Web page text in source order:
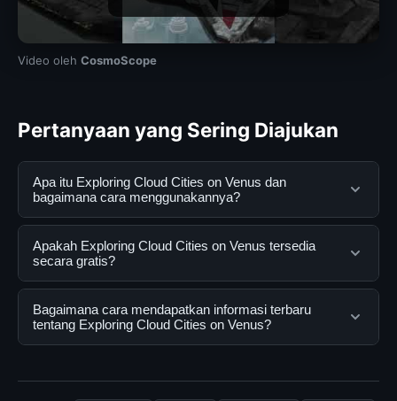
Video oleh CosmoScope
Pertanyaan yang Sering Diajukan
Apa itu Exploring Cloud Cities on Venus dan
bagaimana cara menggunakannya?
Exploring Cloud Cities on Venus adalah layanan digital
yang dirancang untuk membantu pengguna
mendapatkan informasi lengkap dan terpercaya. Anda
dapat menggunakannya dengan mengunjungi situs
resmi dan mengikuti panduan yang tersedia.
Apakah Exploring Cloud Cities on Venus tersedia
secara gratis?
Ya, Exploring Cloud Cities on Venus dapat diakses
secara gratis oleh semua pengguna. Tidak ada biaya
tersembunyi atau langganan yang diperlukan untuk
Bagaimana cara mendapatkan informasi terbaru
tentang Exploring Cloud Cities on Venus?